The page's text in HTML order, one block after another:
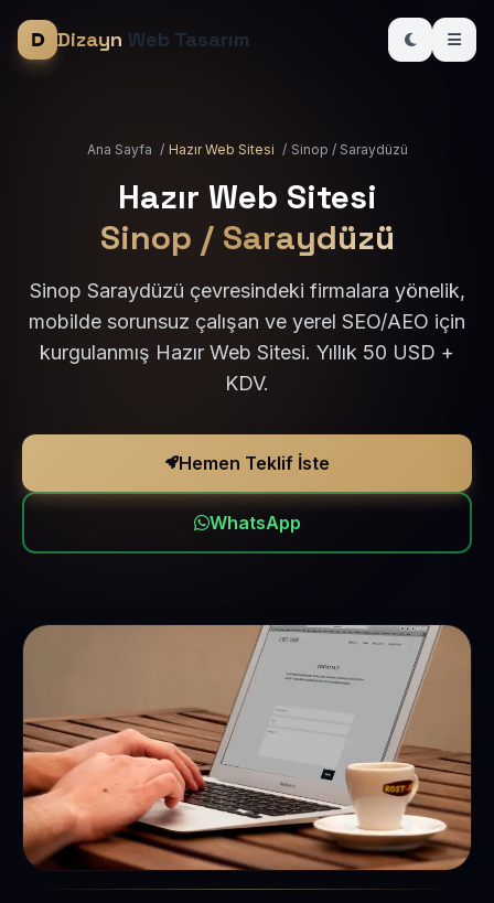
Dizayn Web Tasarım
Ana Sayfa / Hazır Web Sitesi / Sinop / Saraydüzü
Hazır Web Sitesi
Sinop / Saraydüzü
Sinop Saraydüzü çevresindeki firmalara yönelik,
mobilde sorunsuz çalışan ve yerel SEO/AEO için
kurgulanmış Hazır Web Sitesi. Yıllık 50 USD +
KDV.
Hemen Teklif İste
WhatsApp